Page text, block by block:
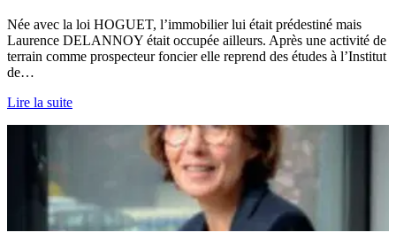
Née avec la loi HOGUET, l’immobilier lui était prédestiné mais
Laurence DELANNOY était occupée ailleurs. Après une activité de
terrain comme prospecteur foncier elle reprend des études à l’Institut
de…
Lire la suite